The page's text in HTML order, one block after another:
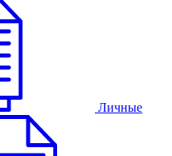
Личные